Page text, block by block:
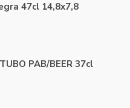
47cl 14,8x7,8
PAB/BEER 37cl